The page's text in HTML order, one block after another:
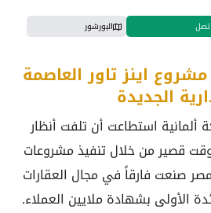
البورشور
اينز تاور العاصمة
الجديدة
استطاعت أن تلفت أنظار
قصير من خلال تنفيذ مشروعات
صنعت فارقاً في مجال العقارات
الأولى بشهادة ملايين العملاء.